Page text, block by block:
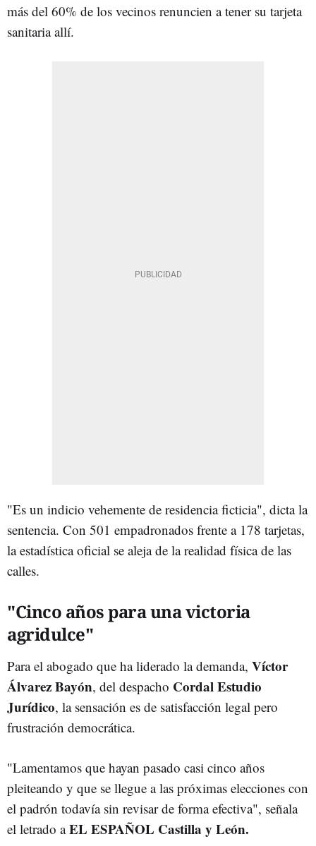
más del 60% de los vecinos renuncien a tener su tarjeta
sanitaria allí.
"Es un indicio vehemente de residencia ficticia", dicta la
sentencia. Con 501 empadronados frente a 178 tarjetas,
la estadística oficial se aleja de la realidad física de las
calles.
"Cinco años para una victoria
agridulce"
Para el abogado que ha liderado la demanda, Víctor
Álvarez Bayón, del despacho Cordal Estudio
Jurídico, la sensación es de satisfacción legal pero
frustración democrática.
"Lamentamos que hayan pasado casi cinco años
pleiteando y que se llegue a las próximas elecciones con
el padrón todavía sin revisar de forma efectiva", señala
el letrado aEL ESPAÑOL Castilla y León.